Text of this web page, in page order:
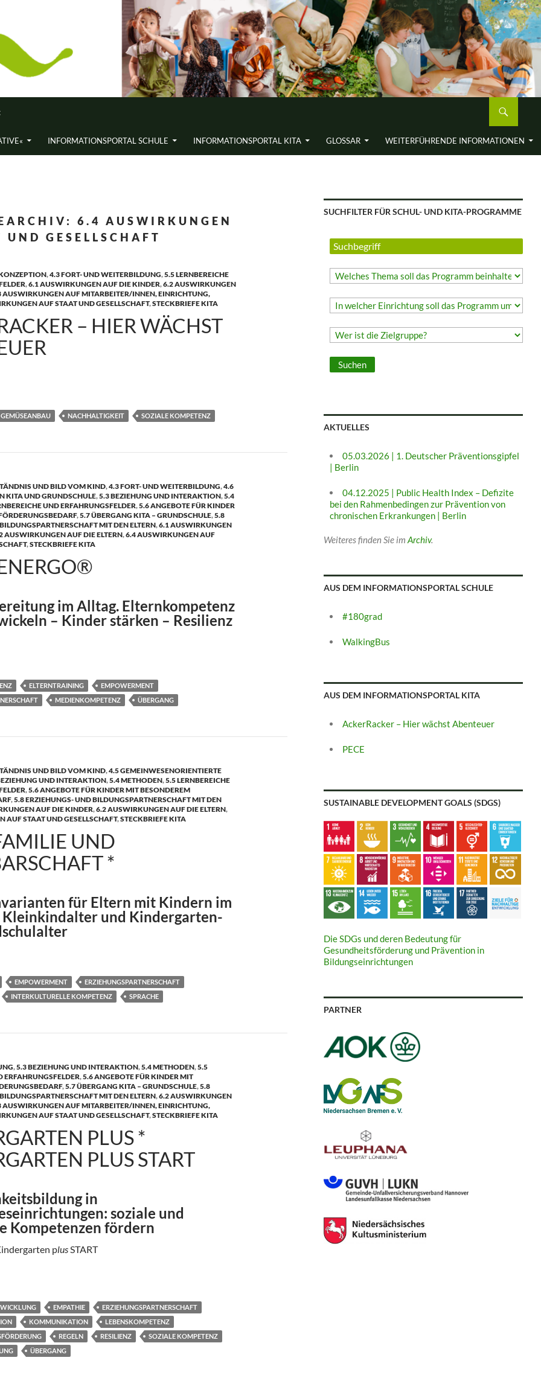
INFORMATIONS­PORTAL SCHULE INFORMATIONS­PORTAL KITA GLOSSAR WEITERFÜH­RENDE INFORMA­TIONEN
6.4 AUSWIRKUNGEN
UND GESELLSCHAFT
,4.3 FORT- UND WEITERBILDUNG,5.5 LERNBEREICHE
,6.1 AUSWIRKUNGEN AUF DIE KINDER,6.2 AUSWIRKUNGEN
AUSWIRKUNGEN AUF MITARBEITER/INNEN, EINRICHTUNG,
AUF STAAT UND GESELLSCHAFT,STECKBRIEFE KITA
– HIER WÄCHST
wächst Abenteuer
GEMÜSEANBAU NACHHALTIGKEIT SOZIALE KOMPETENZ
UND BILD VOM KIND,4.3 FORT- UND WEITERBILDUNG,4.6
KITA UND GRUNDSCHULE,5.3 BEZIEHUNG UND INTERAKTION,5.4
UND ERFAHRUNGSFELDER,5.6 ANGEBOTE FÜR KINDER
,5.7 ÜBERGANG KITA – GRUNDSCHULE,5.8
MIT DEN ELTERN,6.1 AUSWIRKUNGEN
AUSWIRKUNGEN AUF DIE ELTERN,6.4 AUSWIRKUNGEN AUF
,STECKBRIEFE KITA
im Alltag. Elternkompetenz
– Kinder stärken – Resilienz
ELTERNTRAINING
EMPOWERMENT
MEDIENKOMPETENZ ÜBERGANG
UND BILD VOM KIND,4.5 GEMEINWESENORIENTIERTE
UND INTERAKTION,5.4 METHODEN,5.5 LERNBEREICHE
,5.6 ANGEBOTE FÜR KINDER MIT BESONDEREM
,5.8 ERZIEHUNGS- UND BILDUNGSPARTNERSCHAFT MIT DEN
AUF DIE KINDER,6.2 AUSWIRKUNGEN AUF DIE ELTERN,
AUF STAAT UND GESELLSCHAFT,STECKBRIEFE KITA
UND
*
für Eltern mit Kindern im
Kleinkindalter und Kindergarten-
Nachbarschaft *
EMPOWERMENT
ERZIEHUNGSPARTNERSCHAFT
INTERKULTURELLE KOMPETENZ SPRACHE
,5.3 BEZIEHUNG UND INTERAKTION,5.4 METHODEN,5.5
ERFAHRUNGSFELDER,5.6 ANGEBOTE FÜR KINDER MIT
,5.7 ÜBERGANG KITA – GRUNDSCHULE,5.8
MIT DEN ELTERN,6.2 AUSWIRKUNGEN
AUSWIRKUNGEN AUF MITARBEITER/INNEN, EINRICHTUNG,
AUF STAAT UND GESELLSCHAFT,STECKBRIEFE KITA
PLUS *
PLUS START
in
soziale und
Kompetenzen fördern
plusSTART
* Kindergarten plus START
EMPATHIE
ERZIEHUNGSPARTNERSCHAFT
KOMMUNIKATION
LEBENSKOMPETENZ
REGELN RESILIENZ
SOZIALE KOMPETENZ
ÜBERGANG
SUCHFILTER FÜR SCHUL- UND KITA-PROGRAMME
AKTUELLES
05.03.2026 | 1. Deutscher Präventionsgipfel
| Berlin
04.12.2025 | Public Health Index – Defizite
bei den Rahmenbedingen zur Prävention von
chronischen Erkrankungen | Berlin
Weiteres finden Sie im Archiv.
AUS DEM INFORMATIONSPORTAL SCHULE
#180grad
WalkingBus
AUS DEM INFORMATIONSPORTAL KITA
AckerRacker – Hier wächst Abenteuer
PECE
SUSTAINABLE DEVELOPMENT GOALS (SDGS)
Die SDGs und deren Bedeutung für
Gesundheitsförderung und Prävention in
Bildungseinrichtungen
PARTNER